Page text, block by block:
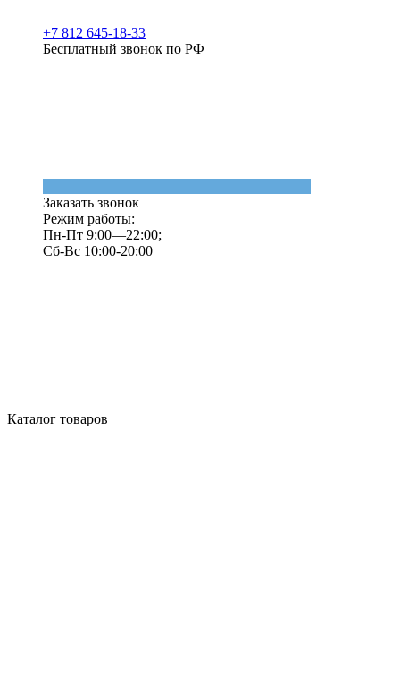
+7 812 645-18-33
Бесплатный звонок по РФ
Заказать звонок
Режим работы:
Пн-Пт 9:00—22:00;
Сб-Вс 10:00-20:00
Каталог товаров